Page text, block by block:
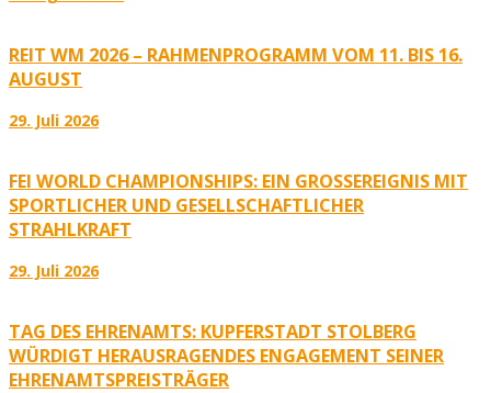
REIT WM 2026 – RAHMENPROGRAMM VOM 11. BIS 16.
AUGUST
29. Juli 2026
FEI WORLD CHAMPIONSHIPS: EIN GROSSEREIGNIS MIT S
PORTLICHER UND GESELLSCHAFTLICHER S
TRAHLKRAFT
29. Juli 2026
TAG DES EHRENAMTS: KUPFERSTADT STOLBERG
WÜRDIGT HERAUSRAGENDES ENGAGEMENT SEINER
EHRENAMTSPREISTRÄGER